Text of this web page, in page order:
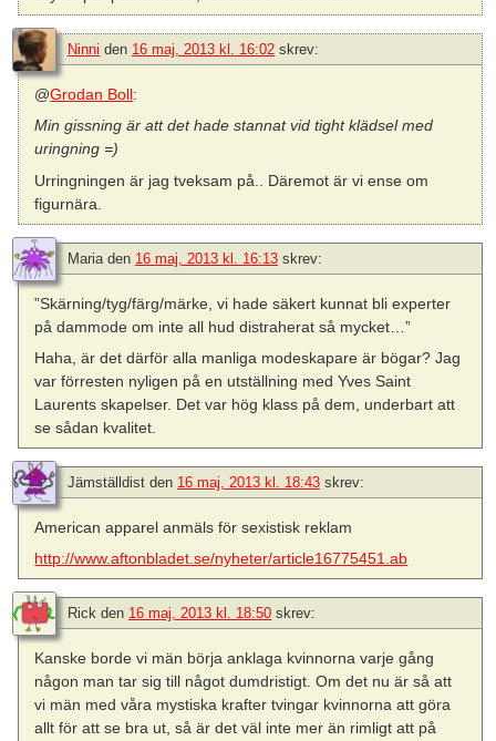
Ninni den 16 maj, 2013 kl. 16:02 skrev:
@Grodan Boll:
Min gissning är att det hade stannat vid tight klädsel med
uringning =)
Urringningen är jag tveksam på.. Däremot är vi ense om
figurnära.
Maria den 16 maj, 2013 kl. 16:13 skrev:
”Skärning/tyg/färg/märke, vi hade säkert kunnat bli experter
på dammode om inte all hud distraherat så mycket…”
Haha, är det därför alla manliga modeskapare är bögar? Jag
var förresten nyligen på en utställning med Yves Saint
Laurents skapelser. Det var hög klass på dem, underbart att
se sådan kvalitet.
Jämställdist den 16 maj, 2013 kl. 18:43 skrev:
American apparel anmäls för sexistisk reklam
http://www.aftonbladet.se/nyheter/article16775451.ab
Rick den 16 maj, 2013 kl. 18:50 skrev:
Kanske borde vi män börja anklaga kvinnorna varje gång
någon man tar sig till något dumdristigt. Om det nu är så att
vi män med våra mystiska krafter tvingar kvinnorna att göra
allt för att se bra ut, så är det väl inte mer än rimligt att på